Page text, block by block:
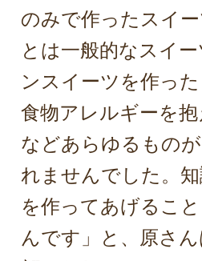
のみで作ったスイ
とは一般的なスイ
ンスイーツを作っ
食物アレルギーを
などあらゆるもの
れませんでした。
を作ってあげるこ
んです」と、原さ